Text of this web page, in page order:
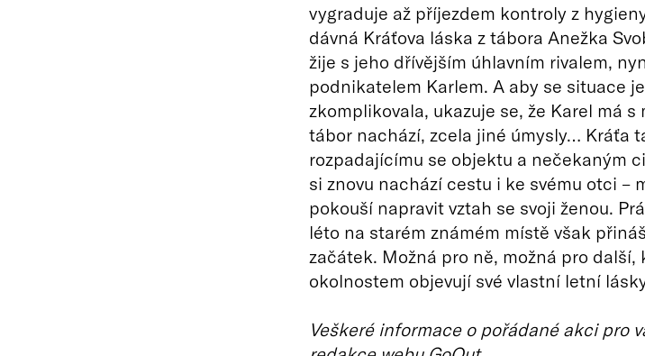
vygraduje až příjezdem kontroly z
dávná Kráťova láska z tábora Anežka
žije s jeho dřívějším úhlavním rivalem,
podnikatelem Karlem. A aby se situace
zkomplikovala, ukazuje se, že Karel má s
tábor nachází, zcela jiné úmysly… Kráťa
rozpadajícímu se objektu a nečekaným
si znovu nachází cestu i ke svému otci –
pokouší napravit vztah se svoji ženou.
léto na starém známém místě však
začátek. Možná pro ně, možná pro další,
okolnostem objevují své vlastní letní
Veškeré informace o pořádané akci pro